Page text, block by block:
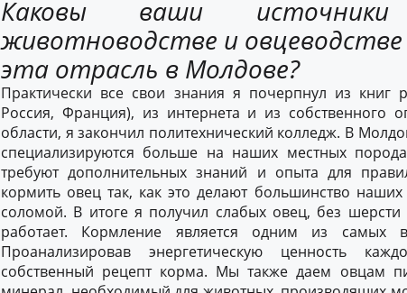
Каковы ваши
животноводстве и овцеводстве
эта отрасль в Молдове?
Практически все свои знания я почерпнул из книг
Россия, Франция), из интернета и из собственного
области, я закончил политехнический колледж. В
специализируются больше на наших местных
требуют дополнительных знаний и опыта для
кормить овец так, как это делают большинство
соломой. В итоге я получил слабых овец, без
работает. Кормление является одним из самых
Проанализировав энергетическую ценность
собственный рецепт корма. Мы также даем овцам